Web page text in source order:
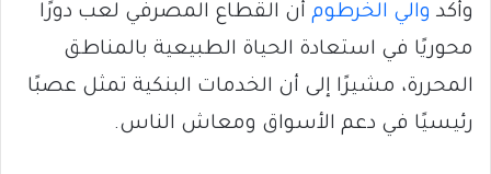
وأكد والي الخرطوم أن القطاع المصرفي لعب دورًا
محوريًا في استعادة الحياة الطبيعية بالمناطق
المحررة، مشيرًا إلى أن الخدمات البنكية تمثل عصبًا
رئيسيًا في دعم الأسواق ومعاش الناس.